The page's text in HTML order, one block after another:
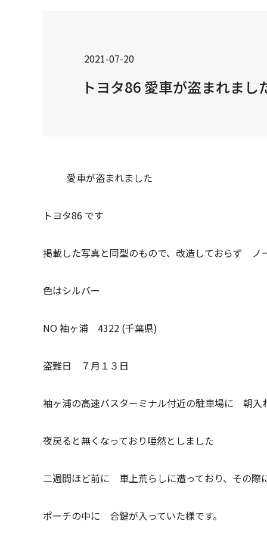
2021-07-20
トヨタ86 愛車が盗まれまし
愛車が盗まれました
トヨタ86 です
掲載した写真と同型のもので、改造しておらず ノ
色はシルバー
NO 袖ヶ浦 4322 (千葉県)
盗難日 ７月１３日
袖ヶ浦の高速バスターミナル付近の駐車場に 朝入
夜戻ると無くなっており唖然としました
二週間ほど前に 車上荒らしに遭っており、その際
ポーチの中に 合鍵が入っていた様です。